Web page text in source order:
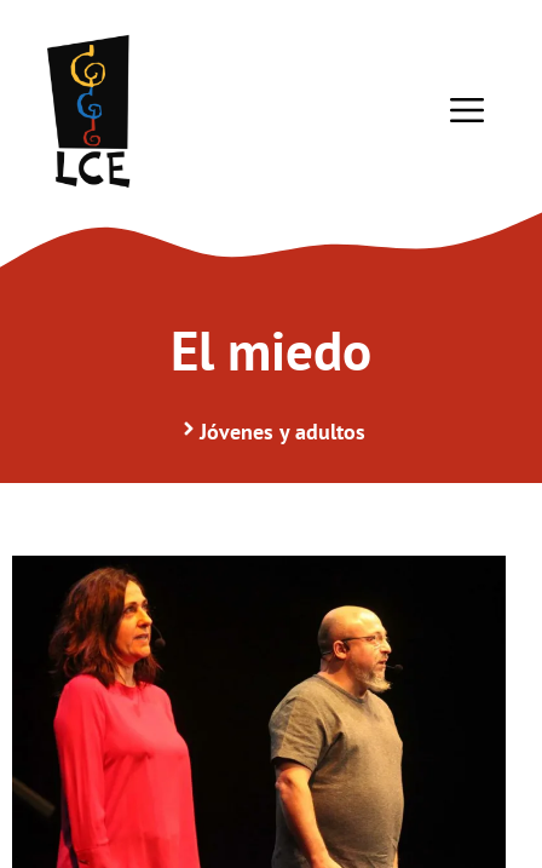
contenido
El miedo
Jóvenes y adultos